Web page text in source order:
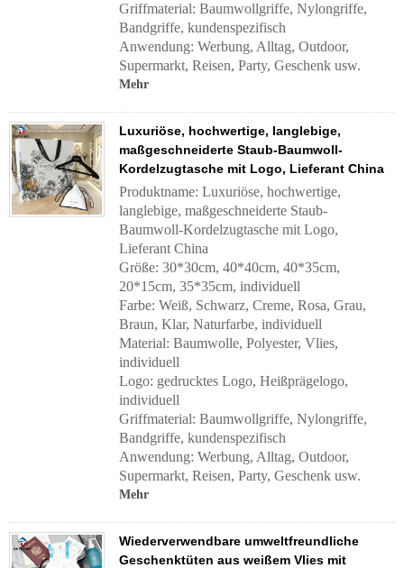
Griffmaterial: Baumwollgriffe, Nylongriffe,
Bandgriffe, kundenspezifisch
Anwendung: Werbung, Alltag, Outdoor,
Supermarkt, Reisen, Party, Geschenk usw.
Mehr
Luxuriöse, hochwertige, langlebige,
maßgeschneiderte Staub-Baumwoll-
Kordelzugtasche mit Logo, Lieferant China
Produktname: Luxuriöse, hochwertige,
langlebige, maßgeschneiderte Staub-
Baumwoll-Kordelzugtasche mit Logo,
Lieferant China
Größe: 30*30cm, 40*40cm, 40*35cm,
20*15cm, 35*35cm, individuell
Farbe: Weiß, Schwarz, Creme, Rosa, Grau,
Braun, Klar, Naturfarbe, individuell
Material: Baumwolle, Polyester, Vlies,
individuell
Logo: gedrucktes Logo, Heißprägelogo,
individuell
Griffmaterial: Baumwollgriffe, Nylongriffe,
Bandgriffe, kundenspezifisch
Anwendung: Werbung, Alltag, Outdoor,
Supermarkt, Reisen, Party, Geschenk usw.
Mehr
Wiederverwendbare umweltfreundliche
Geschenktüten aus weißem Vlies mit